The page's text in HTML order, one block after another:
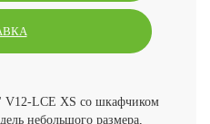
V12-LCE XS со шкафчиком
небольшого размера,